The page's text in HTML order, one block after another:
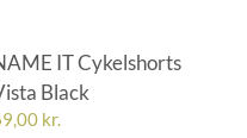
IT Cykelshorts
Black
kr.